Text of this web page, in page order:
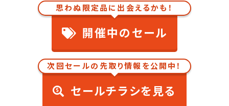
思わぬ限定品に出会えるかも！
開催中のセール
次回セールの先取り情報を公開中！
セールチラシを見る